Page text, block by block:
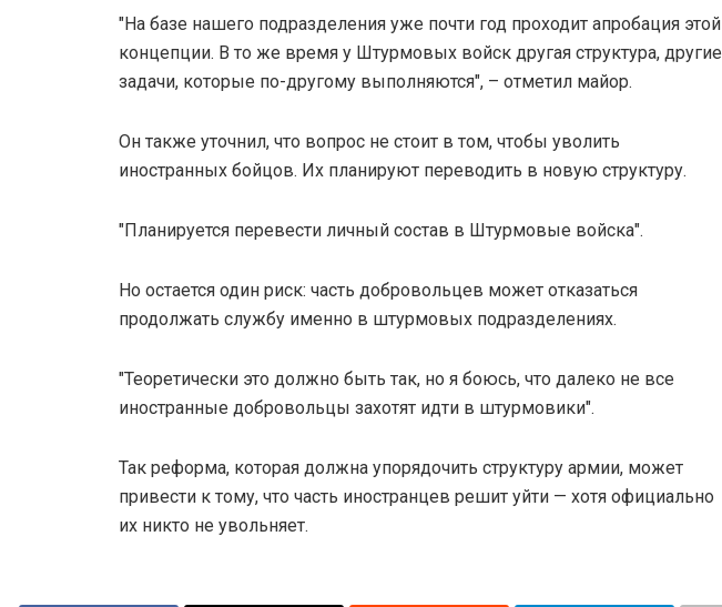
"На базе нашего подразделения уже почти год проходит апробация этой
концепции. В то же время у Штурмовых войск другая структура, другие
задачи, которые по-другому выполняются", – отметил майор.
Он также уточнил, что вопрос не стоит в том, чтобы уволить
иностранных бойцов. Их планируют переводить в новую структуру.
"Планируется перевести личный состав в Штурмовые войска".
Но остается один риск: часть добровольцев может отказаться
продолжать службу именно в штурмовых подразделениях.
"Теоретически это должно быть так, но я боюсь, что далеко не все
иностранные добровольцы захотят идти в штурмовики".
Так реформа, которая должна упорядочить структуру армии, может
привести к тому, что часть иностранцев решит уйти — хотя официально
их никто не увольняет.